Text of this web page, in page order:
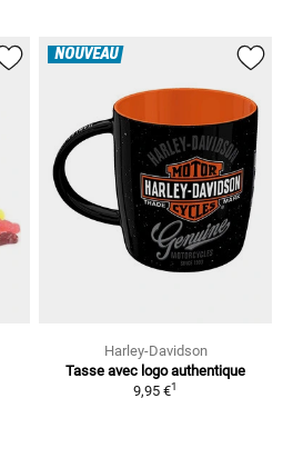
NOUVEAU
Harley-Davidson
Tasse avec logo authentique
9,95 €1